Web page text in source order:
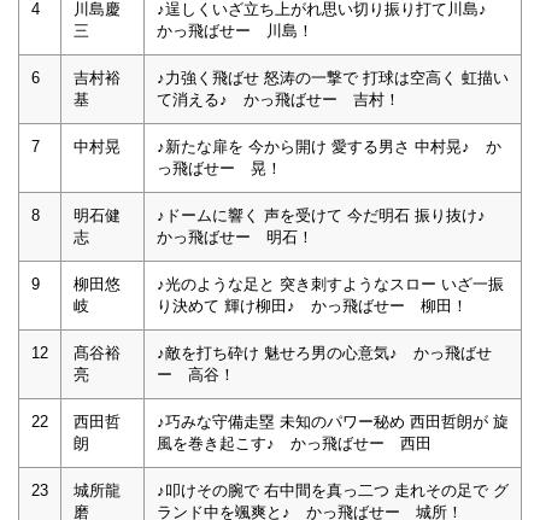
4
川島慶
三
♪逞しくいざ立ち上がれ思い切り振り打て川島♪
かっ飛ばせー 川島！
6
吉村裕
基
♪力強く飛ばせ 怒涛の一撃で 打球は空高く 虹描い
て消える♪ かっ飛ばせー 吉村！
7 中村晃
♪新たな扉を 今から開け 愛する男さ 中村晃♪ か
っ飛ばせー 晃！
8
明石健
志
♪ドームに響く 声を受けて 今だ明石 振り抜け♪
かっ飛ばせー 明石！
9
柳田悠
岐
♪光のような足と 突き刺すようなスロー いざ一振
り決めて 輝け柳田♪ かっ飛ばせー 柳田！
12
髙谷裕
亮
♪敵を打ち砕け 魅せろ男の心意気♪ かっ飛ばせ
ー 高谷！
22
西田哲
朗
♪巧みな守備走塁 未知のパワー秘め 西田哲朗が 旋
風を巻き起こす♪ かっ飛ばせー 西田
23
城所龍
磨
♪叩けその腕で 右中間を真っ二つ 走れその足で グ
ランド中を颯爽と♪ かっ飛ばせー 城所！